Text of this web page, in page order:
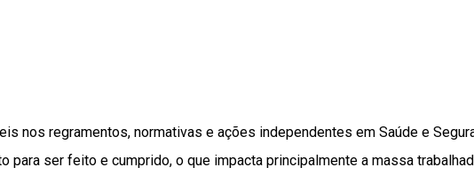
nos regramentos, normativas e ações independentes em Saúde e
para ser feito e cumprido, o que impacta principalmente a massa